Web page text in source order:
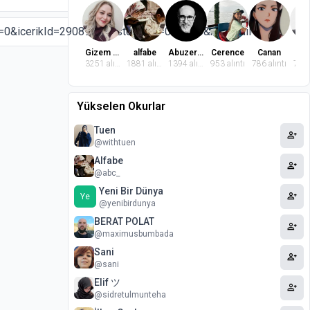
Gizem Dindaroğlu
3251 alıntı
alfabe
1881 alıntı
Abuzer Badem
1394 alıntı
Cerence
953 alıntı
Canan
786 alıntı
764
Yükselen Okurlar
Tuen
@withtuen person_add
Alfabe
@abc_ person_add
Ye Yeni Bir Dünya
@yenibirdunya person_add
BERAT POLAT
@maximusbumbada person_add
Sani
@sani person_add
Elif ツ
@sidretulmunteha person_add